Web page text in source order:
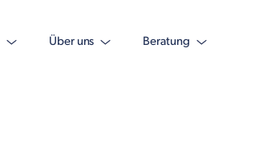
Über uns Beratung